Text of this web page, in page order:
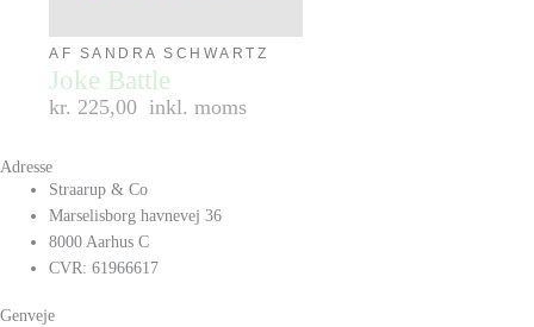
AF SANDRA SCHWARTZ
Joke Battle
kr. 225,00 inkl. moms
Adresse
Straarup & Co
Marselisborg havnevej 36
8000 Aarhus C
CVR: 61966617
Genveje